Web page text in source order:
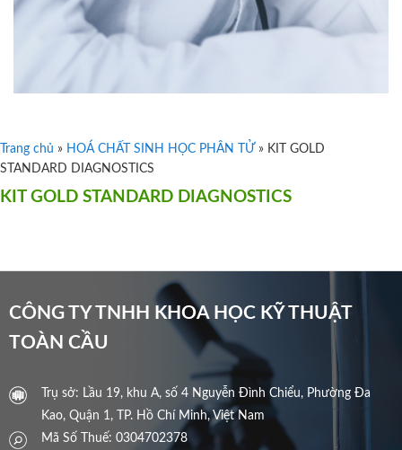
Trang chủ » HOÁ CHẤT SINH HỌC PHÂN TỬ » KIT GOLD
STANDARD DIAGNOSTICS
KIT GOLD STANDARD DIAGNOSTICS
CÔNG TY TNHH KHOA HỌC KỸ THUẬT
TOÀN CẦU
Trụ sở: Lầu 19, khu A, số 4 Nguyễn Đình Chiểu, Phường Đa
Kao, Quận 1, TP. Hồ Chí Minh, Việt Nam
Mã Số Thuế: 0304702378